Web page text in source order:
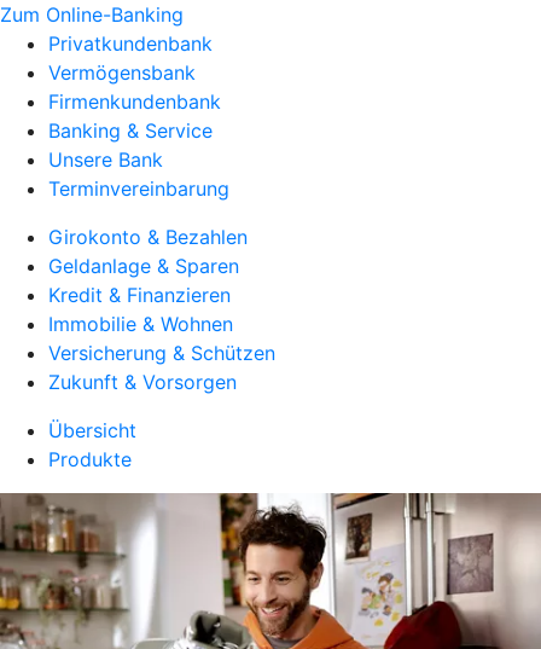
Zum Online-Banking
Privatkundenbank
Vermögensbank
Firmenkundenbank
Banking & Service
Unsere Bank
Terminvereinbarung
Girokonto & Bezahlen
Geldanlage & Sparen
Kredit & Finanzieren
Immobilie & Wohnen
Versicherung & Schützen
Zukunft & Vorsorgen
Übersicht
Produkte